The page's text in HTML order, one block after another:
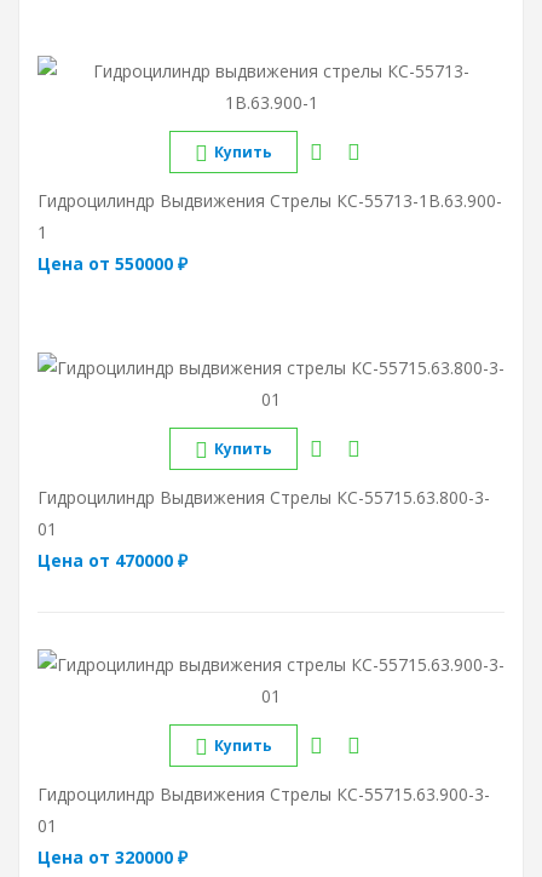
Купить
Гидроцилиндр Выдвижения Стрелы КС-55713-1В.63.900-
1
Цена от 550000 ₽
Купить
Гидроцилиндр Выдвижения Стрелы КС-55715.63.800-3-
01
Цена от 470000 ₽
Купить
Гидроцилиндр Выдвижения Стрелы КС-55715.63.900-3-
01
Цена от 320000 ₽